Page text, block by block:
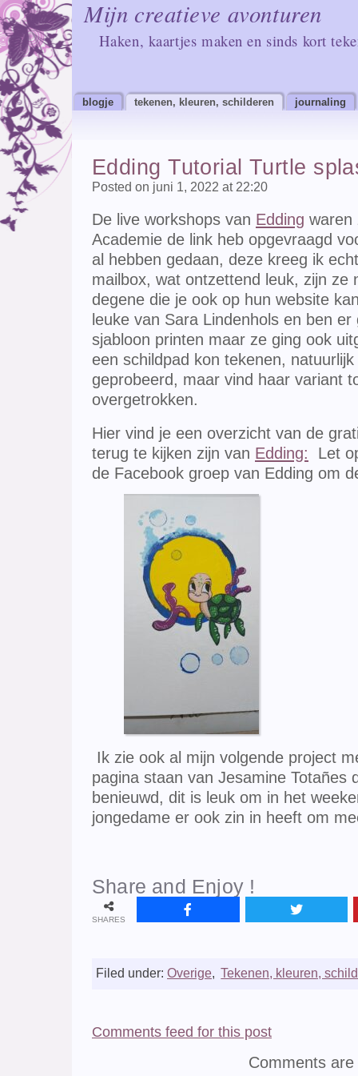
Mijn creatieve avonturen
Haken, kaartjes maken en sinds kort
blogje tekenen, kleuren, schilderen journaling
Edding Tutorial Turtle
Posted on juni 1, 2022 at 22:20
De live workshops van Edding waren
Academie de link heb opgevraagd
al hebben gedaan, deze kreeg ik
mailbox, wat ontzettend leuk, zijn ze
degene die je ook op hun website
leuke van Sara Lindenhols en ben
sjabloon printen maar ze ging ook
een schildpad kon tekenen,
geprobeerd, maar vind haar variant
overgetrokken.
Hier vind je een overzicht van de
terug te kijken zijn van Edding: Let
de Facebook groep van Edding om
Ik zie ook al mijn volgende project
pagina staan van Jesamine Totañes
benieuwd, dit is leuk om in het
jongedame er ook zin in heeft om
Share and Enjoy !
SHARES
Filed under: Overige, Tekenen, kleuren,
Comments feed for this post
Comments are